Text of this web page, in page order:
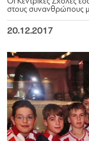
στους συνανθρώπους
20.12.2017